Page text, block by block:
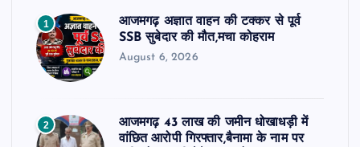
1
आजमगढ़ अज्ञात वाहन की टक्कर से पूर्व
SSB सुबेदार की मौत,मचा कोहराम
August 6, 2026
2
आजमगढ़ 43 लाख की जमीन धोखाधड़ी में
वांछित आरोपी गिरफ्तार,बैनामा के नाम पर